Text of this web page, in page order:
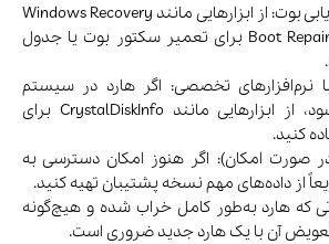
استفاده از ابزارهای بازیابی بوت: از ابزارهایی مانند Windows Recovery
Environment یا Boot Repair Disk برای تعمیر سکتور بوت یا جدول
نرم‌افزارهای تخصصی: اگر هارد در سیستم
دیگری شناسایی می‌شود، از ابزارهایی مانند CrystalDiskInfo برای
کنید.
صورت امکان): اگر هنوز امکان دسترسی به
از داده‌های مهم نسخه پشتیبان تهیه کنید.
که هارد به‌طور کامل خراب شده و هیچ‌گونه
آن با یک هارد جدید ضروری است.